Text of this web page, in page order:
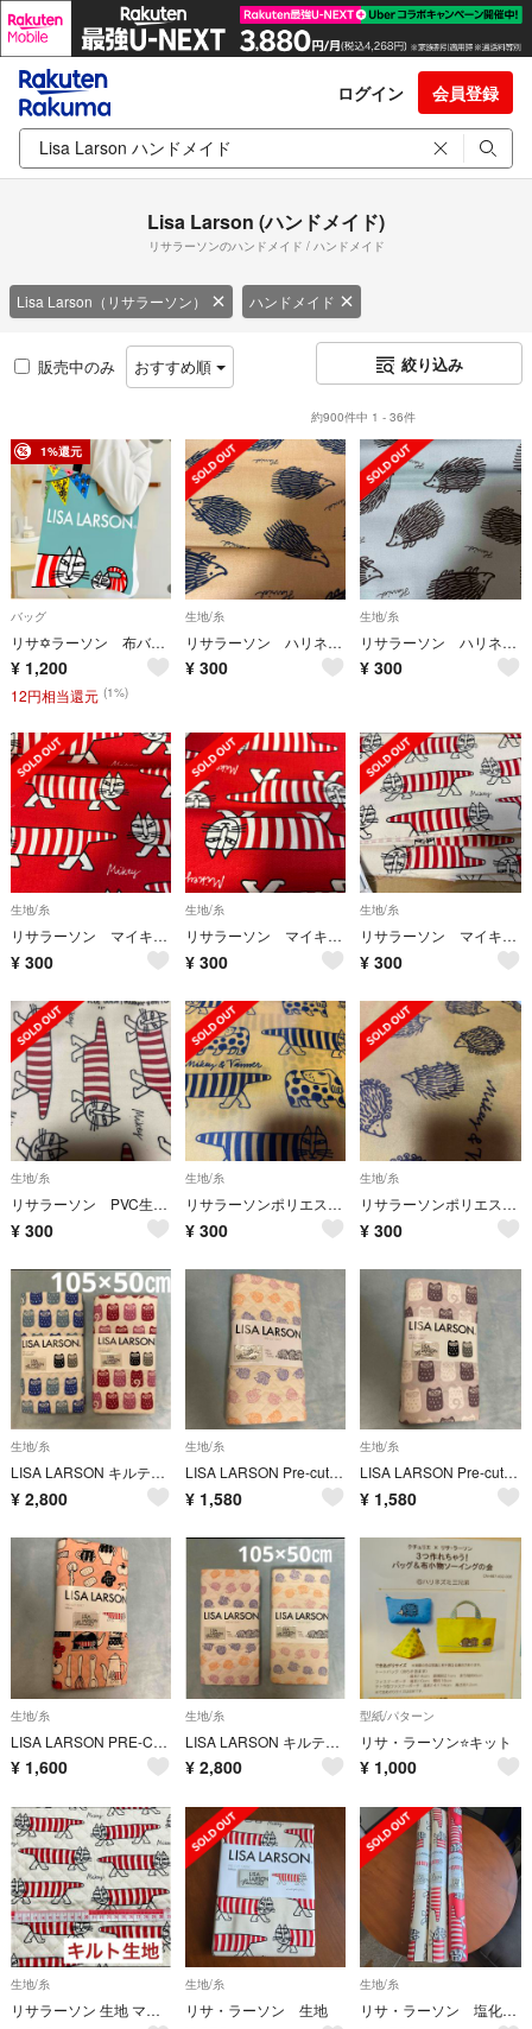
ログイン 会員登録
Lisa Larson (ハンドメイド)
リサラーソンのハンドメイド / ハンドメイド
Lisa Larson（リサラーソン） ハンドメイド
販売中のみ おすすめ順 絞り込み
約900件中 1 - 36件
1%還元
バッグ
リサ✡ラーソン 布バッグ
¥ 1,200
12円相当還元 (1%)
生地/糸
リサラーソン ハリネズミ マスタード オックス地 108cm巾の50cm
¥ 300
生地/糸
リサラーソン ハリネズミ ブルー 108cm巾の40cmオックス地
¥ 300
生地/糸
リサラーソン マイキー赤 108cm巾の40cm
¥ 300
生地/糸
リサラーソン マイキー赤 108cm巾の40cm
¥ 300
生地/糸
リサラーソン マイキー 108cm巾✖️30cmが2枚まとめて
¥ 300
生地/糸
リサラーソン PVC生地３枚、ラベル３枚まとめて
¥ 300
生地/糸
リサラーソンポリエステル生地30cm✖️50cm 同柄３枚とラベル３枚まとめて
¥ 300
生地/糸
リサラーソンポリエステル生地とラベル2枚30cm✖️50cm
¥ 300
生地/糸
LISA LARSON キルティング生地 2枚セット ブランドタグ付き
¥ 2,800
生地/糸
LISA LARSON Pre-cut Quilt ハリネズミ ブランドタグ付き
¥ 1,580
生地/糸
LISA LARSON Pre-cut Quilt Salt & Pepper
¥ 1,580
生地/糸
LISA LARSON PRE-CUT QUILT Mikey ブランドタグ付き
¥ 1,600
生地/糸
LISA LARSON キルティング生地 2枚セット ブランドタグ付き
¥ 2,800
型紙/パターン
リサ・ラーソン⭐️キット
¥ 1,000
生地/糸
リサラーソン 生地 マイキー 生成りレッド キルト生地
生地/糸
リサ・ラーソン 生地
生地/糸
リサ・ラーソン 塩化ビニール生地 3点